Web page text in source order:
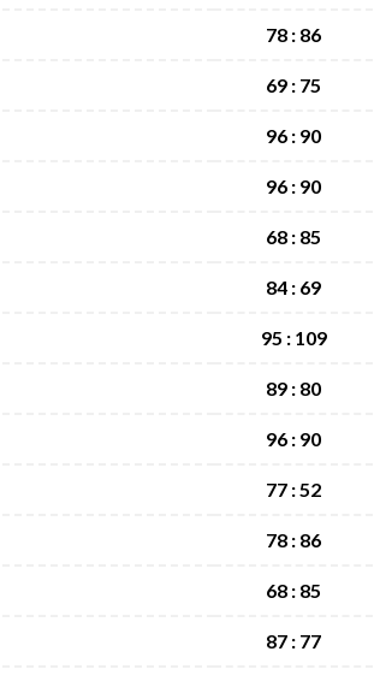
78 : 86
69 : 75
96 : 90
96 : 90
68 : 85
84 : 69
95 : 109
89 : 80
96 : 90
77 : 52
78 : 86
68 : 85
87 : 77